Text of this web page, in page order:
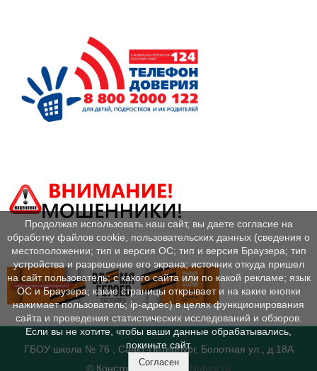
ГБОУ школа № 76 , Санкт-Петербург, Болотная ул., д.18А
© Конструктор сайтов Nubex.ru
Продолжая использовать наш сайт, вы даете согласие на
обработку файлов cookie, пользовательских данных (сведения о
местоположении; тип и версия ОС; тип и версия Браузера; тип
устройства и разрешение его экрана; источник откуда пришел
на сайт пользователь; с какого сайта или по какой рекламе; язык
ОС и Браузера; какие страницы открывает и на какие кнопки
нажимает пользователь; ip-адрес) в целях функционирования
сайта и проведения статистических исследований и обзоров.
Если вы не хотите, чтобы ваши данные обрабатывались,
покиньте сайт.
Согласен